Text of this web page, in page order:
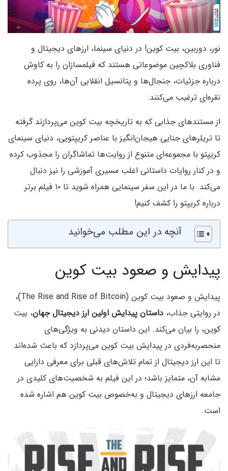
نور، دوربین، بیت کوین! در دنیای سینما، ارزهای دیجیتال و
فناوری بلاکچین موضوعاتی هستند که فیلمسازان را به کاوش
درباره جزئیات، جنجال‌ها و پتانسیل انقلابی آن‌ها، روی پرده
نقره‌ای ترغیب می‌کنند.
از مستندهای جذابی که به تاریخچه بیت کوین می‌پردازند گرفته
تا تریلرهای جنایی هیجان‌انگیز با عناصر کریپتویی، دنیای سینمای
کریپتو با مجموعه‌ای متنوع از روایت‌ها تماشاگران را مجذوب کرده
و در کنار روایات داستانی اغلب مسیری آموزشی را نیز دنبال
می‌کند. با ما در این سفر سینمایی همراه شوید تا ۱۰ فیلم برتر
درباره کریپتو را کشف کنیم!
آنچه در این مطلب می‌خوانید
پیدایش و صعود بیت‌ کوین
پیدایش و صعود بیت کوین (The Rise and Rise of Bitcoin)،
در روایتی جذاب، داستان پیدایش اولین ارز دیجیتال جهان، بیت
کوین، را بیان می‌کند. این داستان دیدنی به ویژگی‌های
منحصربه‌فردی در پیدایش بیت کوین می‌پردازد که باعث شده‌اند
تا این ارز دیجیتال از تمام تلاش‌های قبلی برای معرفی دارایی
مشابه آن، متمایز باشد؛ در این فیلم به شخصیت‌های کلیدی در
جامعه ارزهای دیجیتال و به‌خصوص بیت کوین هم اشاره شده
است.